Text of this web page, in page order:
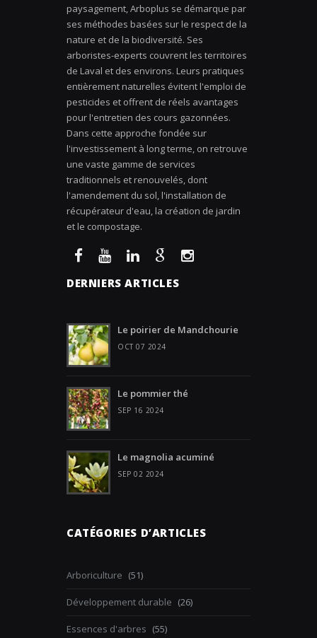
paysagement, Arboplus se démarque par
ses méthodes basées sur le respect de la
nature et de la biodiversité. Ses
arboristes-experts couvrent les territoires
de Laval et des environs. Leurs pratiques
entièrement naturelles évitent l'emploi de
pesticides et offrent de réels avantages
pour l'entretien des cours gazonnées.
Dans cette approche fondée sur
l'investissement à long terme, on retrouve
une vaste gamme de services
traditionnels et renouvelés, dont
l'amendement du sol, l'installation de
récupérateur d'eau, la création de jardin
et le compostage.
DERNIERS ARTICLES
Le poirier de Mandchourie
OCT 07 2024
Le pommier thé
SEP 16 2024
Le magnolia acuminé
SEP 02 2024
CATÉGORIES D’ARTICLES
Arboriculture (51)
Développement durable (26)
Essences d'arbres (55)